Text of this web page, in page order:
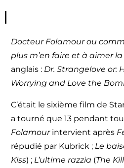
Docteur Folamour ou
plus m’en faire et à aimer
anglais : Dr. Strangelove or:
Worrying and Love the
C’était le sixième film de
a tourné que 13 pendant
Folamourintervient après
répudié par Kubrick ; Le
Kiss) ; L’ultime razzia (The